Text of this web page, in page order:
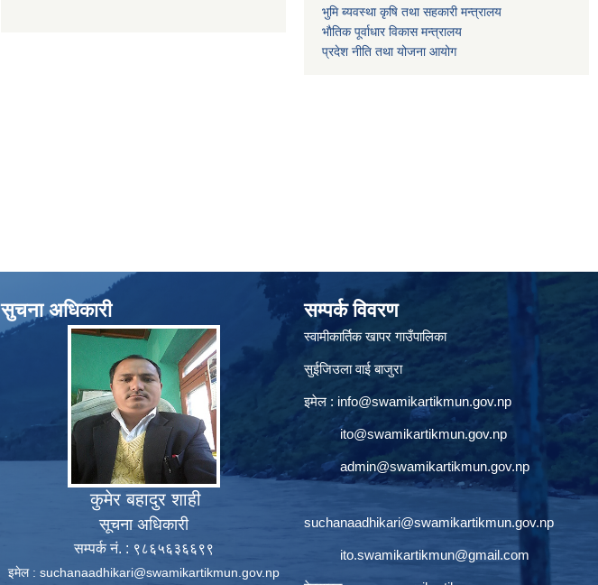
भुमि ब्यवस्था कृषि तथा सहकारी मन्त्रालय
भाैतिक पूर्वाधार विकास मन्त्रालय
प्रदेश नीति तथा योजना आयोग
सुचना अधिकारी
कुमेर बहादुर शाही
सूचना अधिकारी
सम्पर्क नं. : ९८६५६३६६९९
इमेल : suchanaadhikari@swamikartikmun.gov.np
सम्पर्क विवरण
स्वामीकार्तिक खापर गाउँपालिका
सुईजिउला वाई बाजुरा
इमेल : info@swamikartikmun.gov.np
ito@swamikartikmun.gov.np
admin@swamikartikmun.gov.np
suchanaadhikari@swamikartikmun.gov.np
ito.swamikartikmun@gmail.com